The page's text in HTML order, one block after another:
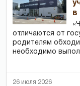
в
отличаются от
родителям
необходимо
26 июля 2026